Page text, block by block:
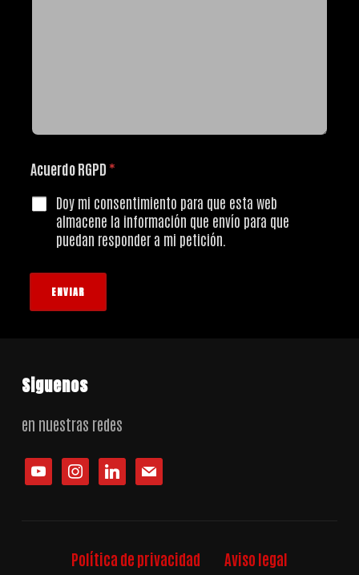
Acuerdo RGPD *
Doy mi consentimiento para que esta web
almacene la información que envío para que
puedan responder a mi petición.
ENVIAR
Siguenos
en nuestras redes
Política de privacidad Aviso legal